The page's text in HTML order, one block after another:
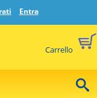
Entra
Carrello